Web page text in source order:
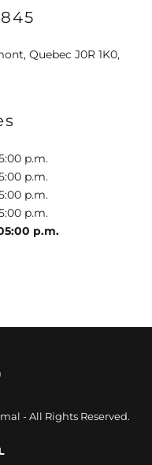
Quebec J0R 1K0,
p.m.
p.m.
p.m.
p.m.
p.m.
- All Rights Reserved.